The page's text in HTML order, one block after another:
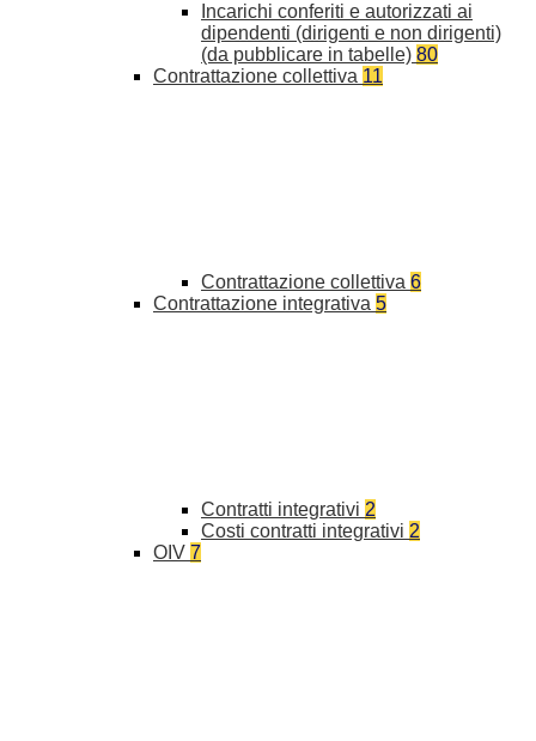
Incarichi conferiti e autorizzati ai
dipendenti (dirigenti e non dirigenti)
(da pubblicare in tabelle) 80
Contrattazione collettiva 11
Contrattazione collettiva 6
Contrattazione integrativa 5
Contratti integrativi 2
Costi contratti integrativi 2
OIV 7